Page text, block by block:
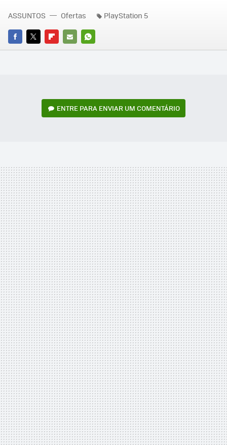
FACEBOOK
TWITTERFLIPBOARD
E-
WHATSAPP
ASSUNTOS Ofertas PlayStation 5
ENTRE PARA ENVIAR UM COMENTÁRIO